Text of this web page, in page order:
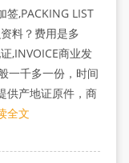
签,PACKING LIST
料？费用是多
,INVOICE商业发
一千多一份，时间
供产地证原件，商
全文